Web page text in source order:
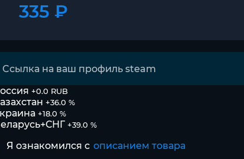
335 ₽
+0.0 RUB
+36.0 %
+18.0 %
+39.0 %
Я ознакомился с описанием товара